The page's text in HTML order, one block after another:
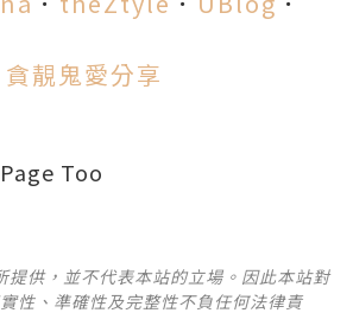
靚鬼愛分享
Too
提供，並不代表本站的立場。因此本站對
性、準確性及完整性不負任何法律責